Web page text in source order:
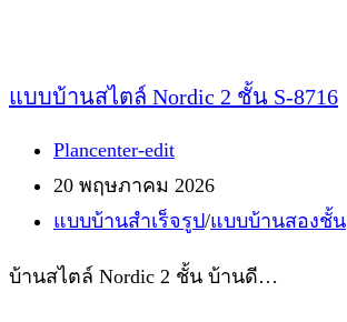
แบบบ้านสไตล์ Nordic 2 ชั้น S-8716
Post
author:
Plancenter-edit
Post
published:
20 พฤษภาคม 2026
Post
แบบบ้านสำเร็จรูป/แบบบ้านสองชั้น
บ้านสไตล์ Nordic 2 ชั้น บ้านดี…